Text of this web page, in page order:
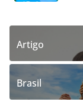
Artigo
Brasil